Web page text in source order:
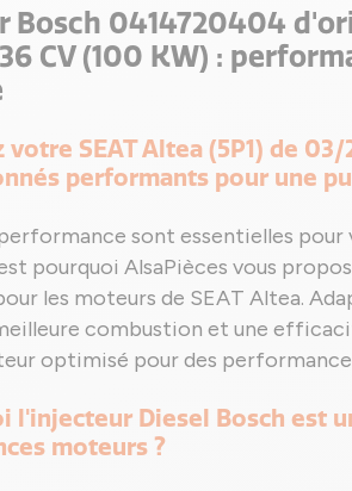
Bosch 0414720404
CV (100 KW) :
votre SEAT Altea (5P1) de
performants pour une
sont essentielles pour
pourquoi AlsaPièces vous
les moteurs de SEAT Altea.
combustion et une
optimisé pour des
l'injecteur Diesel Bosch est
moteurs ?